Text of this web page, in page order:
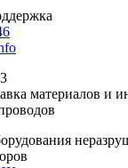
материалов и